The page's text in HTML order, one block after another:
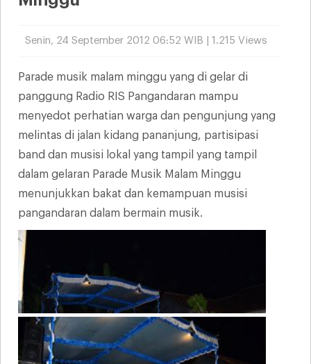
Senin, 24 September 2012 06:52 WIB | 1.215 Views
Parade musik malam minggu yang di gelar di
panggung Radio RIS Pangandaran mampu
menyedot perhatian warga dan pengunjung yang
melintas di jalan kidang pananjung, partisipasi
band dan musisi lokal yang tampil yang tampil
dalam gelaran Parade Musik Malam Minggu
menunjukkan bakat dan kemampuan musisi
pangandaran dalam bermain musik.